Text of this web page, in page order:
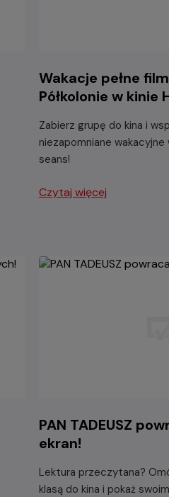
Wakacje pełne
Półkolonie w kinie
Zabierz grupę do kina i
niezapomniane wakacyjne
seans!
Czytaj więcej
PAN TADEUSZ
ekran!
Lektura przeczytana?
klasą do kina i pokaż